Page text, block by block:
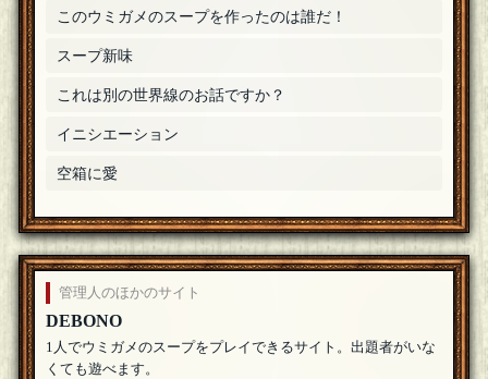
このウミガメのスープを作ったのは誰だ！
スープ新味
これは別の世界線のお話ですか？
イニシエーション
空箱に愛
管理人のほかのサイト
DEBONO
1人でウミガメのスープをプレイできるサイト。出題者がいな
くても遊べます。